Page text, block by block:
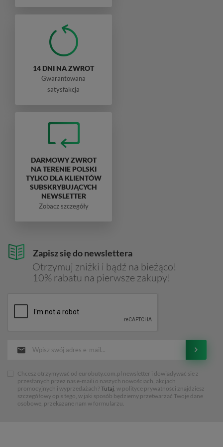
Zapisz się do newslettera
Otrzymuj zniżki i bądź na bieżąco!
10% rabatu na pierwsze zakupy!
Chcesz otrzymywać od eurobuty.com.pl newsletter i dowiadywać sie z
przesłanych przez nas e-maili o naszych nowościach, akcjach
promocyjnych i wyprzedażach? Tutaj, w polityce prywatności znajdziesz
szczegółowy opis tego, w jaki sposób będziemy przetwarzać Twoje dane
osobowe, przekazane nam w formularzu.
14 DNI NA ZWROT
Gwarantowana
satysfakcja
DARMOWY ZWROT
NA TERENIE POLSKI
TYLKO DLA KLIENTÓW
SUBSKRYBUJĄCYCH
NEWSLETTER
Zobacz szczegóły